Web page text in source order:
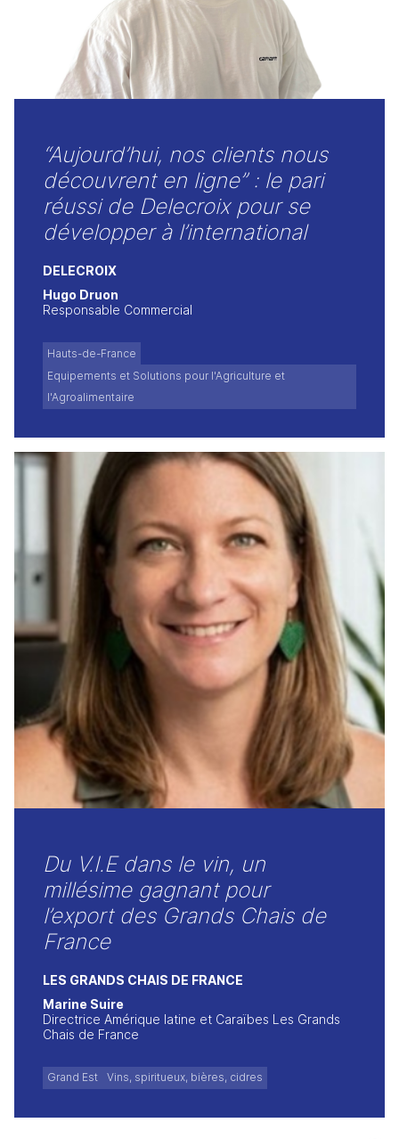
“Aujourd’hui, nos clients nous
découvrent en ligne” : le pari
réussi de Delecroix pour se
développer à l’international
DELECROIX
Hugo Druon
Responsable Commercial
Hauts-de-France
Equipements et Solutions pour l'Agriculture et
l'Agroalimentaire
Du V.I.E dans le vin, un
millésime gagnant pour
l’export des Grands Chais de
France
LES GRANDS CHAIS DE FRANCE
Marine Suire
Directrice Amérique latine et Caraïbes Les Grands
Chais de France
Grand Est Vins, spiritueux, bières, cidres